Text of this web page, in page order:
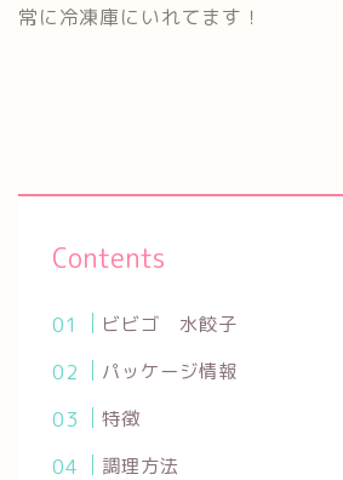
常に冷凍庫にいれてます！
Contents
ビビゴ 水餃子
パッケージ情報
特徴
調理方法